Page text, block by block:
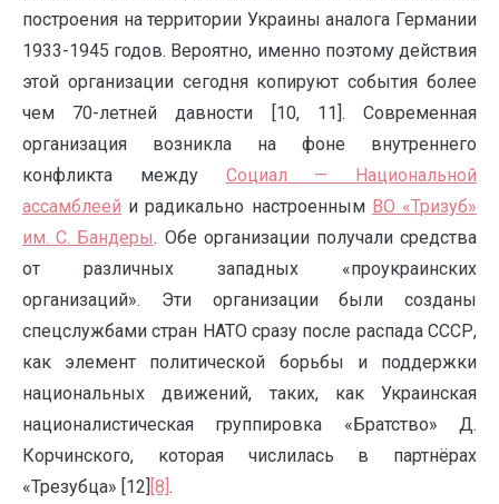
построения на территории Украины аналога Германии
1933-1945 годов. Вероятно, именно поэтому действия
этой организации сегодня копируют события более
чем 70-летней давности [10, 11]. Современная
организация возникла на фоне внутреннего
конфликта между Социал — Национальной
ассамблеей и радикально настроенным ВО «Тризуб»
им. С. Бандеры. Обе организации получали средства
от различных западных «проукраинских
организаций». Эти организации были созданы
спецслужбами стран НАТО сразу после распада СССР,
как элемент политической борьбы и поддержки
национальных движений, таких, как Украинская
националистическая группировка «Братство» Д.
Корчинского, которая числилась в партнёрах
«Трезубца» [12] [8] .